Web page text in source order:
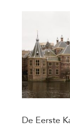
De Eerste